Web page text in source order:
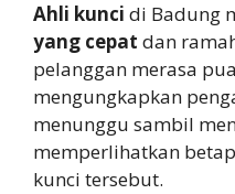
Ahli kunci di Badung
yang cepat dan
pelanggan merasa
mengungkapkan
menunggu sambil
memperlihatkan
kunci tersebut.